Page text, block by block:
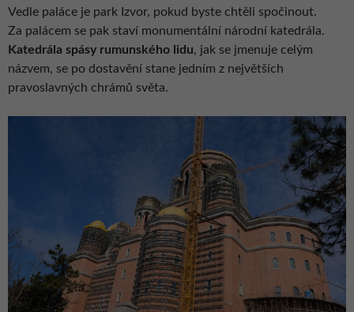
Vedle paláce je park Izvor, pokud byste chtěli spočinout.
Za palácem se pak staví monumentální národní katedrála.
Katedrála spásy rumunského lidu, jak se jmenuje celým
názvem, se po dostavění stane jedním z největších
pravoslavných chrámů světa.